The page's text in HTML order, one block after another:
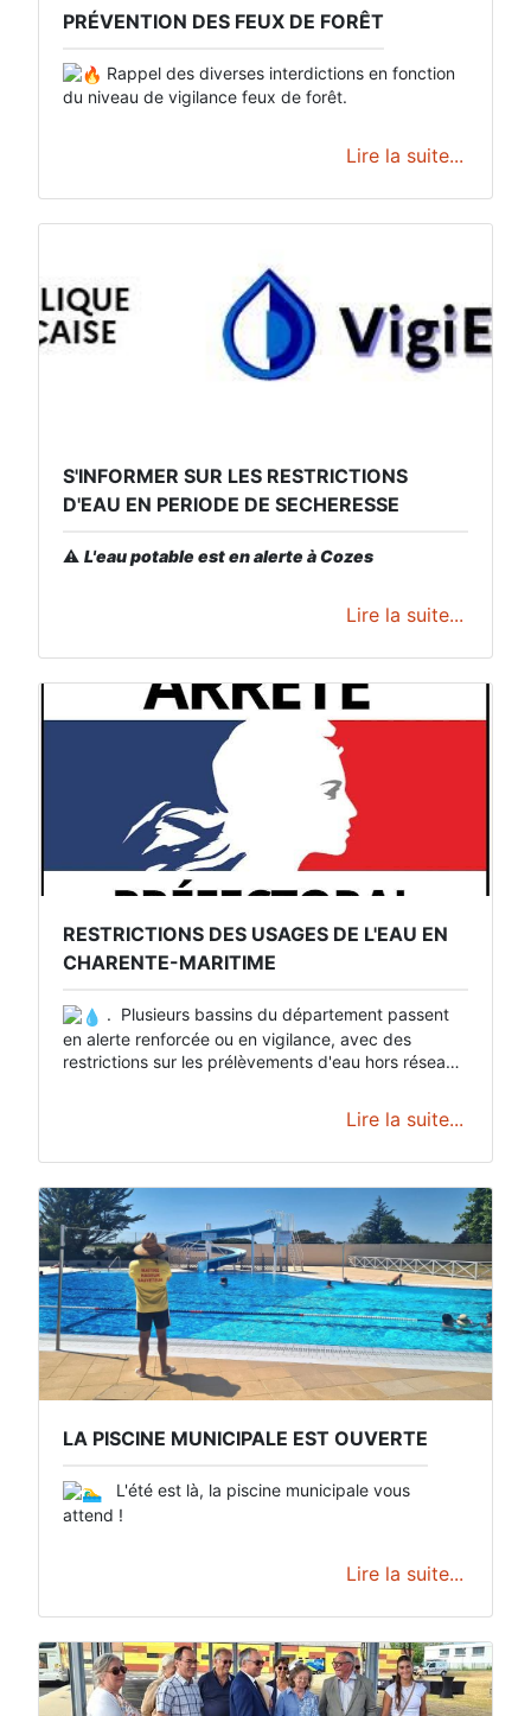
PRÉVENTION DES FEUX DE FORÊT
Rappel des diverses interdictions en fonction
du niveau de vigilance feux de forêt.
Lire la suite...
S'INFORMER SUR LES RESTRICTIONS
D'EAU EN PERIODE DE SECHERESSE
⚠️ L'eau potable est en alerte à Cozes
Lire la suite...
RESTRICTIONS DES USAGES DE L'EAU EN
CHARENTE-MARITIME
. Plusieurs bassins du département passent
en alerte renforcée ou en vigilance, avec des
restrictions sur les prélèvements d'eau hors réseau
Consultez le détail des mesures et vérifiez
Lire la suite...
LA PISCINE MUNICIPALE EST OUVERTE
L'été est là, la piscine municipale vous
attend !
Lire la suite...